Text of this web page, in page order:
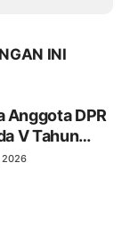
INI
Anggota DPR
V Tahun
Demokrat
2026